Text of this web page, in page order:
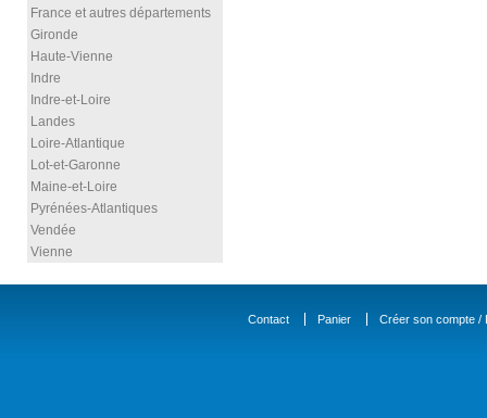
France et autres départements
Gironde
Haute-Vienne
Indre
Indre-et-Loire
Landes
Loire-Atlantique
Lot-et-Garonne
Maine-et-Loire
Pyrénées-Atlantiques
Vendée
Vienne
Contact Panier Créer son compte /